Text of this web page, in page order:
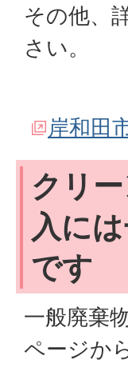
その他、
さい。
岸和田
クリ
入に
です
一般廃棄
ページか